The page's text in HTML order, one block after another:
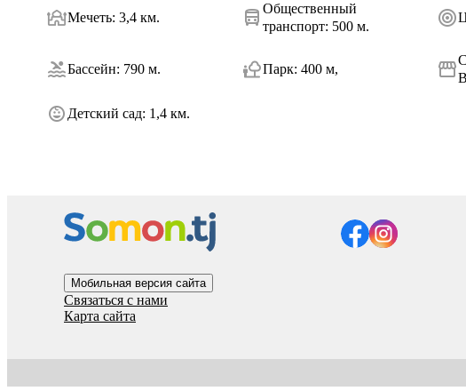
Мечеть: 3,4 км.
Общественный
транспорт: 500 м.
Бассейн: 790 м. Парк: 400 м,
Детский сад: 1,4 км.
Мобильная версия сайта
Связаться с нами
Карта сайта